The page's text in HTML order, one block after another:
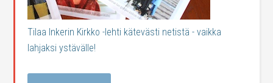
Tilaa Inkerin Kirkko -lehti kätevästi netistä - vaikka
lahjaksi ystävälle!